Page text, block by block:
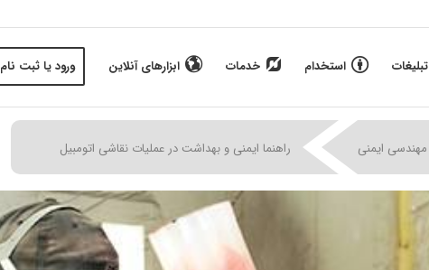
تبلیغات استخدام خدمات ابزارهای آنلاین ورود یا ثبت نام
| مهندسی ایمنی راهنما ايمنی و بهداشت در عملیات نقاشی اتومبیل